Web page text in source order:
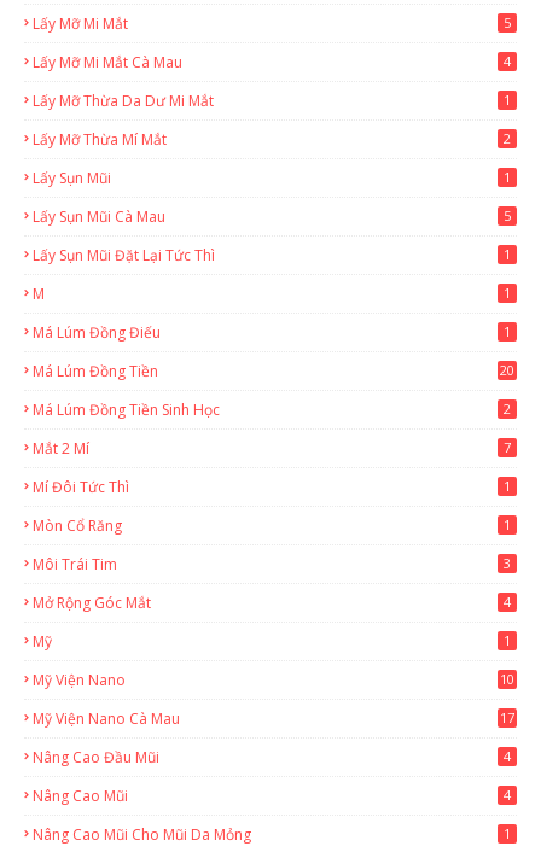
Lấy Mỡ Mi Mắt 5
Lấy Mỡ Mi Mắt Cà Mau 4
Lấy Mỡ Thừa Da Dư Mi Mắt 1
Lấy Mỡ Thừa Mí Mắt 2
Lấy Sụn Mũi 1
Lấy Sụn Mũi Cà Mau 5
Lấy Sụn Mũi Đặt Lại Tức Thì 1
M 1
Má Lúm Đồng Điếu 1
Má Lúm Đồng Tiền 20
Má Lúm Đồng Tiền Sinh Học 2
Mắt 2 Mí 7
Mí Đôi Tức Thì 1
Mòn Cổ Răng 1
Môi Trái Tim 3
Mở Rộng Góc Mắt 4
Mỹ 1
Mỹ Viện Nano 10
Mỹ Viện Nano Cà Mau
17
Nâng Cao Đầu Mũi 4
Nâng Cao Mũi 4
Nâng Cao Mũi Cho Mũi Da Mỏng 1